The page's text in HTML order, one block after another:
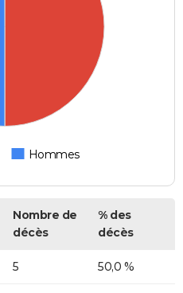
Hommes
Nombre de
décès
% des
décès
5 50,0 %